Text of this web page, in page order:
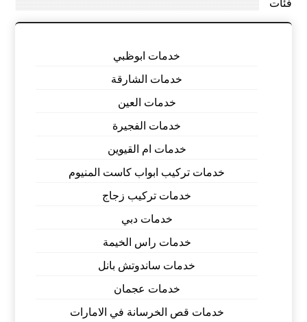
فئات
خدمات ابوظبي
خدمات الشارقة
خدمات العين
خدمات الفجيرة
خدمات ام القيوين
خدمات تركيب ابواب كاست المنيوم
خدمات تركيب زجاج
خدمات دبي
خدمات راس الخيمة
خدمات ساندوتش بانل
خدمات عجمان
خدمات قص الخرسانة في الامارات